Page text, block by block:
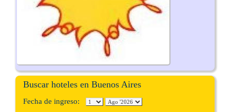
Buscar hoteles en Buenos Aires
Fecha de ingreso: